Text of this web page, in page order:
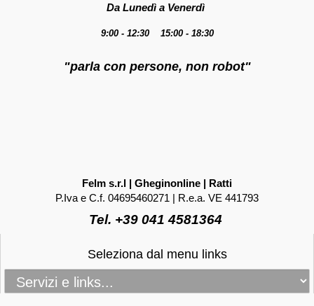
Da Lunedì a Venerdì
9:00 - 12:30 15:00 - 18:30
"parla con persone, non robot"
Felm s.r.l | Gheginonline | Ratti
P.Iva e C.f. 04695460271 | R.e.a. VE 441793
Tel. +39 041 4581364
Seleziona dal menu links